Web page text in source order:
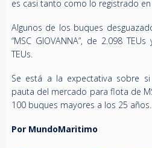
es casi tanto como lo registrado
Algunos de los buques
“MSC GIOVANNA”, de 2.098 TEUs
TEUs.
Se está a la expectativa sobre
pauta del mercado para flota de
100 buques mayores a los 25 años.
Por MundoMaritimo